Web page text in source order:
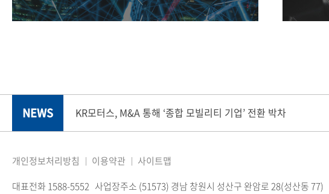
NEWS KR모터스, M&A 통해 ‘종합 모빌리티 기업’ 전환 박차
개인정보처리방침 이용약관
사이트맵
대표전화 1588-5552 사업장주소 (51573) 경남 창원시 성산구 완암로 28(성산동 77)